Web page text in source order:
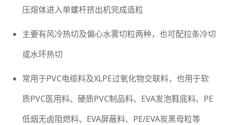
压熔体进入单螺杆挤出机完成造粒
主要有风冷热切及偏心水雾切粒两种，也可配拉条冷切
或水环热切
常用于PVC电缆料及XLPE过氧化物交联料，也用于软
质PVC医用料、硬质PVC制品料、EVA发泡鞋底料、PE
低烟无卤阻燃料、EVA屏蔽料、PE/EVA炭黑母粒等